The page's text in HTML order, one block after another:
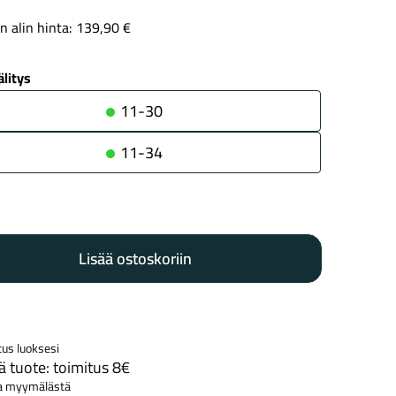
KaupunkisähköpyörätTarvikkeet
Renkaat Komponentit
Katso koko valikoima
alin hinta: 139,90€
11-30
11-34
Lisää ostoskoriin
luoksesi
tuote: toimitus 8€
myymälästä